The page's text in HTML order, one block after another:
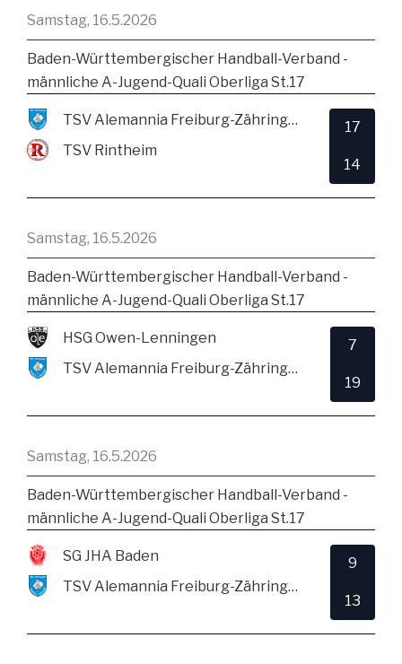
Samstag, 16.5.2026
Baden-Württembergischer Handball-Verband -
männliche A-Jugend-Quali Oberliga St.17
TSV Alemannia Freiburg-Zähringen
TSV Rintheim
17
14
Samstag, 16.5.2026
Baden-Württembergischer Handball-Verband -
männliche A-Jugend-Quali Oberliga St.17
HSG Owen-Lenningen
TSV Alemannia Freiburg-Zähringen
7
19
Samstag, 16.5.2026
Baden-Württembergischer Handball-Verband -
männliche A-Jugend-Quali Oberliga St.17
SG JHA Baden
TSV Alemannia Freiburg-Zähringen
9
13